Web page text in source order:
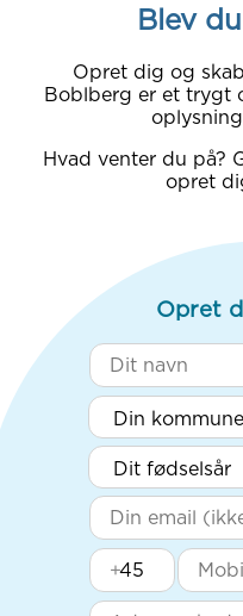
Blev
Opret dig og
Boblberg er et trygt
Hvad venter du på?
opret
Opret
+